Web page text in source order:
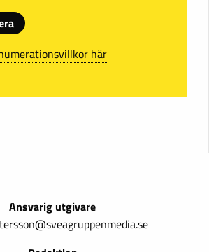
här
Ansvarig utgivare